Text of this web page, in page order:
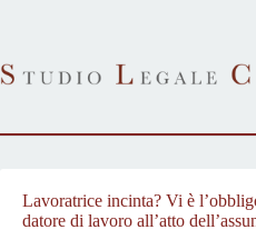
Lavoratrice incinta? Vi è
datore di lavoro all’atto